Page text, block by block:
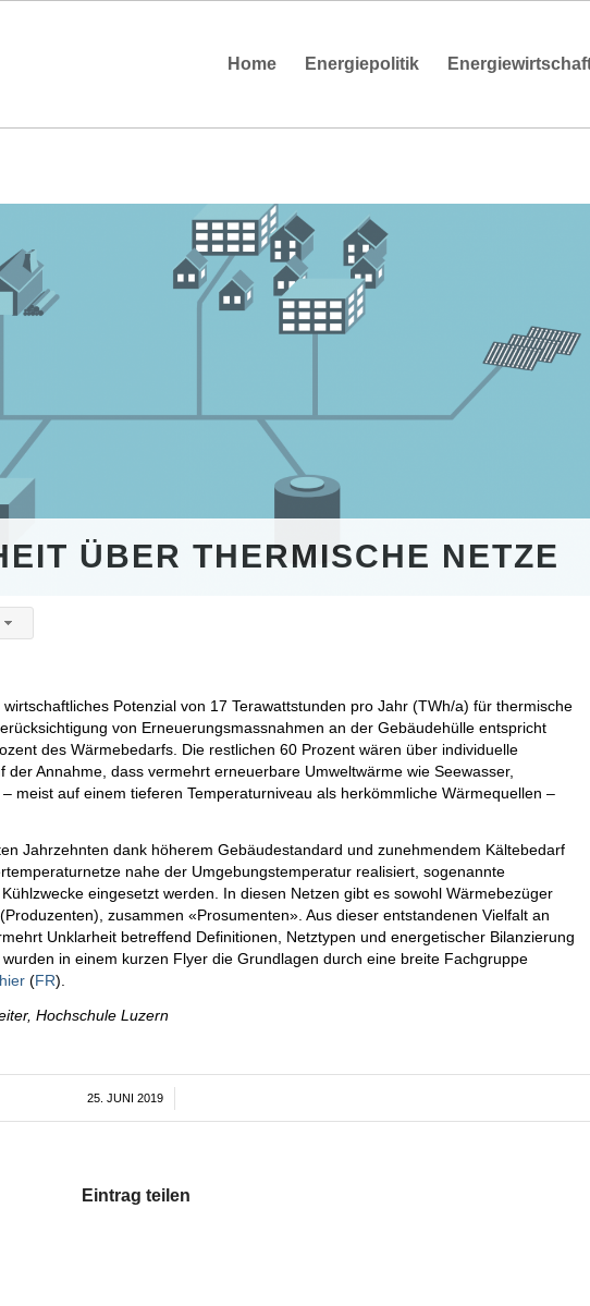
Home Energiepolitik
ÜBER THERMISCHE NETZE
Potenzial von 17 Terawattstunden pro Jahr (TWh/a) für thermische
von Erneuerungsmassnahmen an der Gebäudehülle entspricht
des Wärmebedarfs. Die restlichen 60 Prozent wären über individuelle
Annahme, dass vermehrt erneuerbare Umweltwärme wie Seewasser,
meist auf einem tieferen Temperaturniveau als herkömmliche Wärmequellen –
Jahrzehnten dank höherem Gebäudestandard und zunehmendem Kältebedarf
nahe der Umgebungstemperatur realisiert, sogenannte
eingesetzt werden. In diesen Netzen gibt es sowohl Wärmebezüger
zusammen «Prosumenten». Aus dieser entstandenen Vielfalt an
Unklarheit betreffend Definitionen, Netztypen und energetischer Bilanzierung
wurden in einem kurzen Flyer die Grundlagen durch eine breite Fachgruppe
hier (FR).
Hochschule Luzern
25. JUNI 2019
/
Eintrag teilen